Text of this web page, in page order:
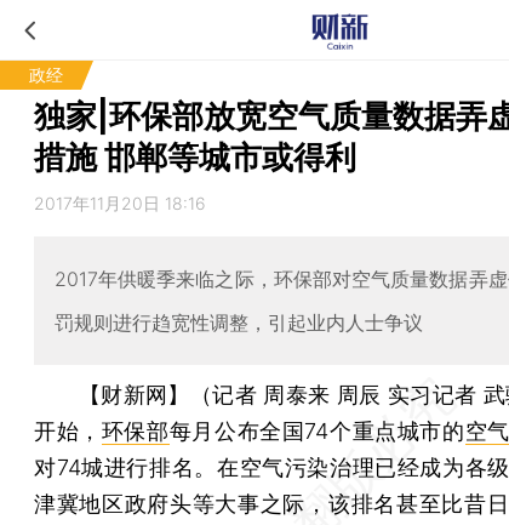
政经
独家|环保部放宽空气质量数据弄
措施 邯郸等城市或得利
2017年11月20日 18:16
2017年供暖季来临之际，环保部对空气质量数据弄
罚规则进行趋宽性调整，引起业内人士争议
【财新网】（记者 周泰来 周辰 实习记者 武
开始， 环保部每月公布全国74个重点城市的空
对74城进行排名。在空气污染治理已经成为各
津冀地区政府头等大事之际，该排名甚至比昔